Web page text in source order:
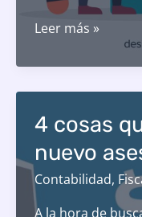
Ha
el
cambiar
asesoría:
8
cosas
Leer más »
4 cosas
nuevo
Contabilidad,
A la hora de